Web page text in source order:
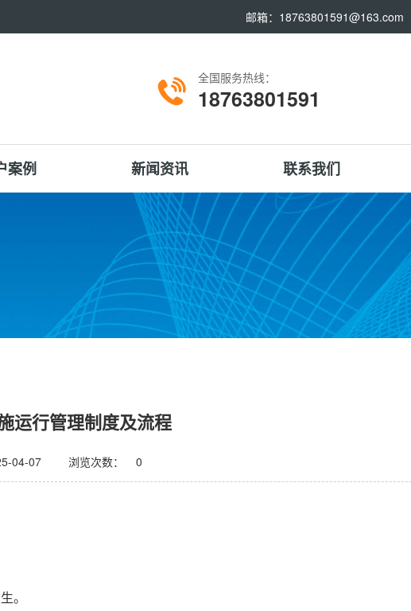
邮箱：18763801591@163.com
全国服务热线：
18763801591
案例 新闻资讯 联系我们
运行管理制度及流程
04-07 浏览次数： 0
。